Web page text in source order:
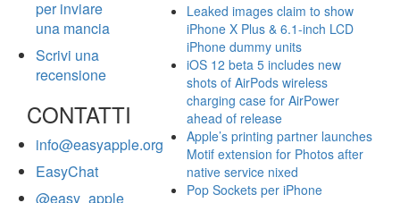
per inviare
una mancia
Scrivi una
recensione
CONTATTI
info@easyapple.org
EasyChat
@easy_apple
Leaked images claim to show
iPhone X Plus & 6.1-inch LCD
iPhone dummy units
iOS 12 beta 5 includes new
shots of AirPods wireless
charging case for AirPower
ahead of release
Apple’s printing partner launches
Motif extension for Photos after
native service nixed
Pop Sockets per iPhone